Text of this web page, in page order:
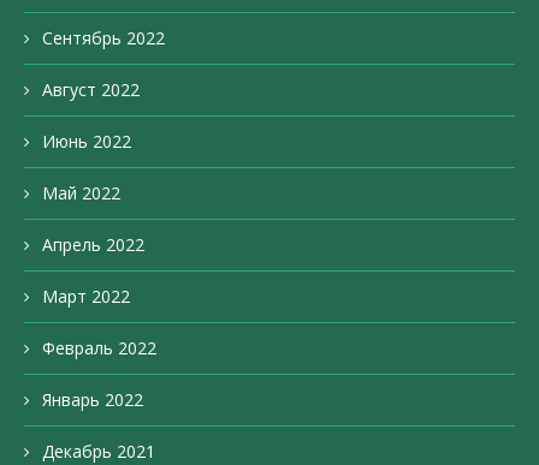
Сентябрь 2022
Август 2022
Июнь 2022
Май 2022
Апрель 2022
Март 2022
Февраль 2022
Январь 2022
Декабрь 2021